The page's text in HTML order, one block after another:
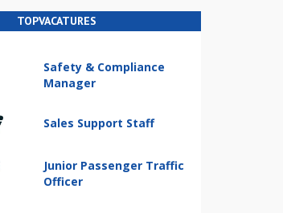
TOPVACATURES
Safety & Compliance
Manager
Sales Support Staff
Junior Passenger Traffic
Officer